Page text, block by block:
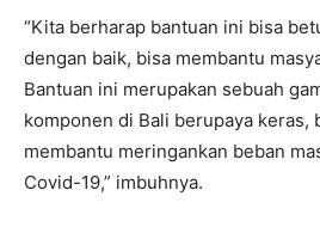
“Kita berharap bantuan ini bisa
dengan baik, bisa membantu
Bantuan ini merupakan sebuah
komponen di Bali berupaya keras,
membantu meringankan beban
Covid-19,” imbuhnya.